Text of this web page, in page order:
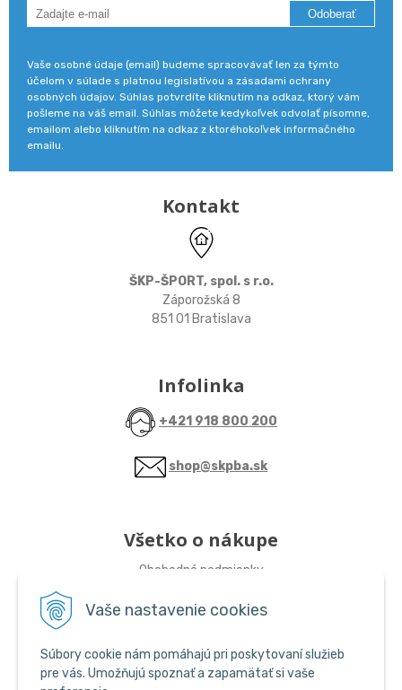
Vaše nastavenie cookies
Súbory cookie nám pomáhajú pri poskytovaní služieb
pre vás. Umožňujú spoznať a zapamätať si vaše
Odoberať
Vaše osobné údaje (email) budeme spracovávať len za týmto
účelom v súlade s platnou legislatívou a zásadami ochrany
osobných údajov. Súhlas potvrdíte kliknutím na odkaz, ktorý vám
pošleme na váš email. Súhlas môžete kedykoľvek odvolať písomne,
emailom alebo kliknutím na odkaz z ktoréhokoľvek informačného
emailu.
Kontakt
ŠKP-ŠPORT, spol. s r.o.
Záporožská 8
851 01 Bratislava
Infolinka
+421 918 800 200
shop@skpba.sk
Všetko o nákupe
Obchodné podmienky
Sledujte nás
ŠKP-SHOP